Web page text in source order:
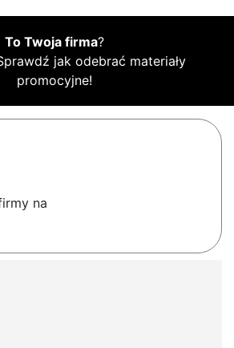
To Twoja firma?
jak odebrać materiały
promocyjne!
na